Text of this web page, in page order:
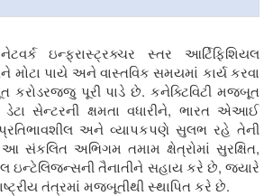
ઇન્ફ્રાસ્ટ્રક્ચર સ્તર આર્ટિફિશિયલ
મોટા પાયે અને વાસ્તવિક સમયમાં કાર્ય કરવા
કરોડરજ્જુ પૂરી પાડે છે.કનેક્ટિવિટી મજબૂત
સેન્ટરની ક્ષમતા વધારીને,
ભારત એઆઈ
અને વ્યાપકપણે સુલભ રહે તેની
આ સંકલિત અભિગમ તમામ ક્ષેત્રોમાં સુરક્ષિત,
ઇન્ટેલિજન્સની તૈનાતીને સહાય કરે છે,જ્યારે
તંત્રમાં મજબૂતીથી સ્થાપિત કરે છે.